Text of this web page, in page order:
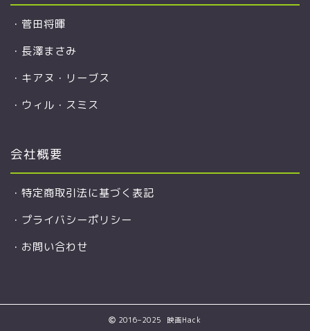
・ 菅田将暉
・ 長澤まさみ
・ キアヌ・リーブス
・ ウィル・スミス
会社概要
・ 特定商取引法に基づく表記
・ プライバシーポリシー
・ お問い合わせ
2016–2025 映画Hack